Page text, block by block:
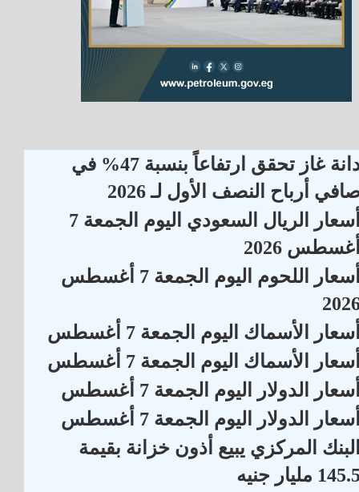
دانة غاز تحقق ارتفاعاً بنسبة 47% في
أرباح النصف الأول لـ 2026
أسعار الريال السعودي اليوم الجمعة 7
2026
أسعار اللحوم اليوم الجمعة 7 أغسطس
الأسماك اليوم الجمعة 7 أغسطس
الأسماك اليوم الجمعة 7 أغسطس
الدولار اليوم الجمعة 7 أغسطس
الدولار اليوم الجمعة 7 أغسطس
المركزي يبيع أذون خزانة بقيمة
مليار جنيه